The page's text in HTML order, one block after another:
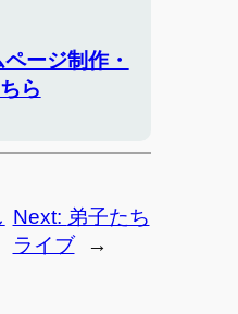
ージ制作・
ら
Next: 弟子たち
ライブ
→